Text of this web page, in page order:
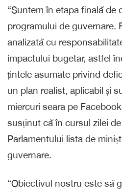
“Suntem în etapa finală de
programului de guvernare.
analizată cu
impactului bugetar, astfel
țintele asumate privind
un plan realist, aplicabil și
miercuri seara pe
susținut că în cursul zilei
Parlamentului lista de
guvernare.
“Obiectivul nostru este să